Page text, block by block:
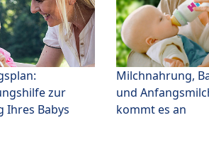
zur
Ihres Babys
Milchnahrung,
und
kommt es an